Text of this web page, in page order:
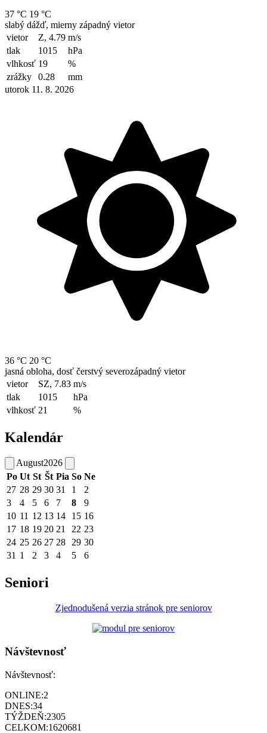
37 °C 19 °C
slabý dážď, mierny západný vietor
vietor
Z, 4.79 m/s
tlak
1015
hPa
vlhkosť 19
%
zrážky
0.28
mm
utorok 11. 8. 2026
36 °C 20 °C
jasná obloha, dosť čerstvý severozápadný vietor
vietor
SZ, 7.83 m/s
tlak
1015
hPa
vlhkosť 21 %
Kalendár
August2026
Po Ut St Št Pia So Ne
27 28 29 30 31 1
2
3
4 5 6 7 8
9
10 11 12 13 14 15 16
17 18 19 20 21 22 23
24 25 26 27 28 29 30
31 1 2 3 4 5 6
Seniori
Zjednodušená verzia stránok pre seniorov
Návštevnosť
Návštevnosť:
ONLINE:2
DNES:34
TÝŽDEŇ:2305
CELKOM:1620681